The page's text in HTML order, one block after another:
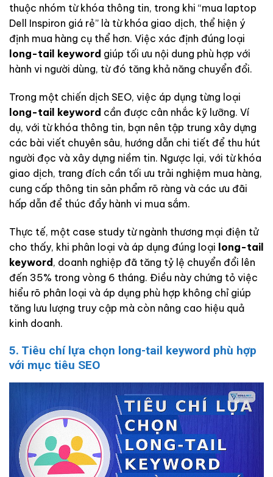
thuộc nhóm từ khóa thông tin, trong khi “mua laptop
Dell Inspiron giá rẻ” là từ khóa giao dịch, thể hiện ý
định mua hàng cụ thể hơn. Việc xác định đúng loại
long-tail keyword giúp tối ưu nội dung phù hợp với
hành vi người dùng, từ đó tăng khả năng chuyển đổi.
Trong một chiến dịch SEO, việc áp dụng từng loại
long-tail keyword cần được cân nhắc kỹ lưỡng. Ví
dụ, với từ khóa thông tin, bạn nên tập trung xây dựng
các bài viết chuyên sâu, hướng dẫn chi tiết để thu hút
người đọc và xây dựng niềm tin. Ngược lại, với từ khóa
giao dịch, trang đích cần tối ưu trải nghiệm mua hàng,
cung cấp thông tin sản phẩm rõ ràng và các ưu đãi
hấp dẫn để thúc đẩy hành vi mua sắm.
Thực tế, một case study từ ngành thương mại điện tử
cho thấy, khi phân loại và áp dụng đúng loại long-tail
keyword, doanh nghiệp đã tăng tỷ lệ chuyển đổi lên
đến 35% trong vòng 6 tháng. Điều này chứng tỏ việc
hiểu rõ phân loại và áp dụng phù hợp không chỉ giúp
tăng lưu lượng truy cập mà còn nâng cao hiệu quả
kinh doanh.
5. Tiêu chí lựa chọn long-tail keyword phù hợp
với mục tiêu SEO